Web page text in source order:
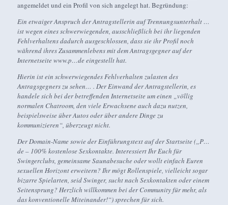
angemeldet und ein Profil von sich angelegt hat. Begründung:
Ein etwaiger Anspruch der Antragstellerin auf Trennungsunterhalt …
ist wegen eines schwerwiegenden, ausschließlich bei ihr liegenden
Fehlverhaltens dadurch ausgeschlossen, dass sie ihr Profil noch
während ihres Zusammenlebens mit dem Antragsgegner auf der
Internetseite www.p…de eingestellt hat.
Hierin ist ein schwerwiegendes Fehlverhalten zulasten des
Antragsgegners zu sehen… . Der Einwand der Antragstellerin, es
handele sich bei der betreffenden Internetseite um einen „völlig
normalen Chatroom, den viele Erwachsene auch dazu nutzen,
beispielsweise über Autos oder über andere Dinge zu
kommunizieren“, überzeugt nicht.
Der Domain-Name sowie der Einführungstext auf der Startseite („P…
de – 100% kostenlose Sexkontakte. Interessiert Ihr Euch für
Swingerclubs, gemeinsame Saunabesuche oder wollt einfach Euren
sexuellen Horizont erweitern? Ihr mögt Rollenspiele, vielleicht sogar
bizarre Spielarten, seid Swinger, sucht nach Sexkontakten oder einem
Seitensprung? Herzlich willkommen bei der Community für mehr, als
das konventionelle Miteinander!“) sprechen für sich.